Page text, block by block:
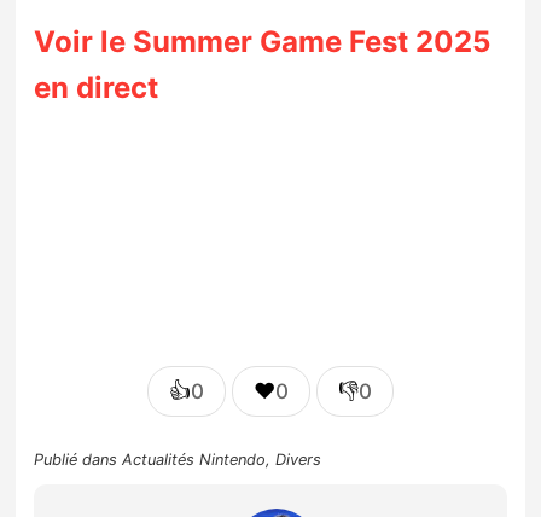
Voir le Summer Game Fest 2025
en direct
👍0 ❤️0 👎0
Publié dansActualités Nintendo,Divers